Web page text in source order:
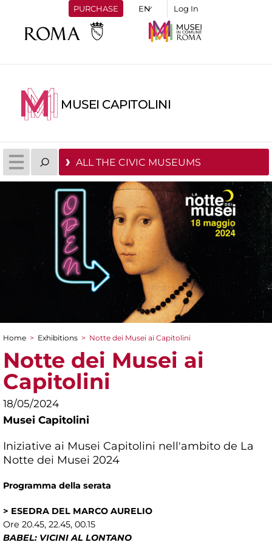
PURCHASE Log In
MUSEI CAPITOLINI
ALL THE CIVIC MUSEUMS
You are here
Home > Exhibitions > Notte dei Musei ai Capitolini
Notte dei Musei ai
Capitolini
18/05/2024
Musei Capitolini
Iniziative ai Musei Capitolini nell'ambito de La
Notte dei Musei 2024
Programma della serata
> ESEDRA DEL MARCO AURELIO
Ore 20.45, 22.45, 00.15
BABEL: VICINI AL LONTANO